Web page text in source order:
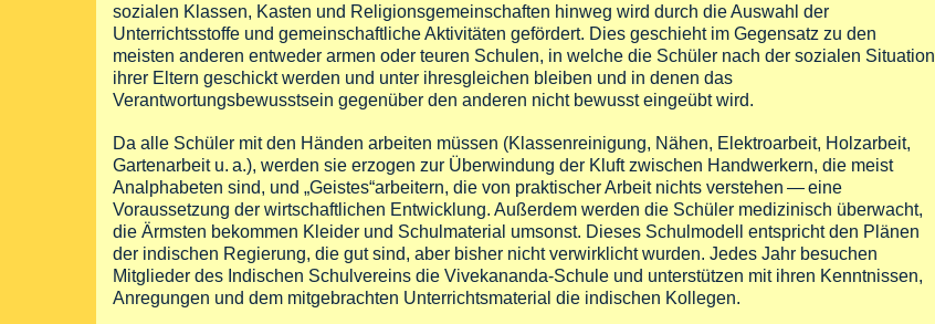
sozialen Klassen, Kasten und Religionsgemeinschaften hinweg wird durch die Auswahl der
Unterrichtsstoffe und gemeinschaftliche Aktivitäten gefördert. Dies geschieht im Gegensatz zu den
meisten anderen entweder armen oder teuren Schulen, in welche die Schüler nach der sozialen Situation
ihrer Eltern geschickt werden und unter ihresgleichen bleiben und in denen das
Verantwortungsbewusstsein gegenüber den anderen nicht bewusst eingeübt wird.
Da alle Schüler mit den Händen arbeiten müssen (Klassenreinigung, Nähen, Elektroarbeit, Holzarbeit,
Gartenarbeit u. a.), werden sie erzogen zur Überwindung der Kluft zwischen Handwerkern, die meist
Analphabeten sind, und „Geistes“arbeitern, die von praktischer Arbeit nichts verstehen — eine
Voraussetzung der wirtschaftlichen Entwicklung. Außerdem werden die Schüler medizinisch überwacht,
die Ärmsten bekommen Kleider und Schulmaterial umsonst. Dieses Schulmodell entspricht den Plänen
der indischen Regierung, die gut sind, aber bisher nicht verwirklicht wurden. Jedes Jahr besuchen
Mitglieder des Indischen Schulvereins die Vivekananda-Schule und unterstützen mit ihren Kenntnissen,
Anregungen und dem mitgebrachten Unterrichtsmaterial die indischen Kollegen.